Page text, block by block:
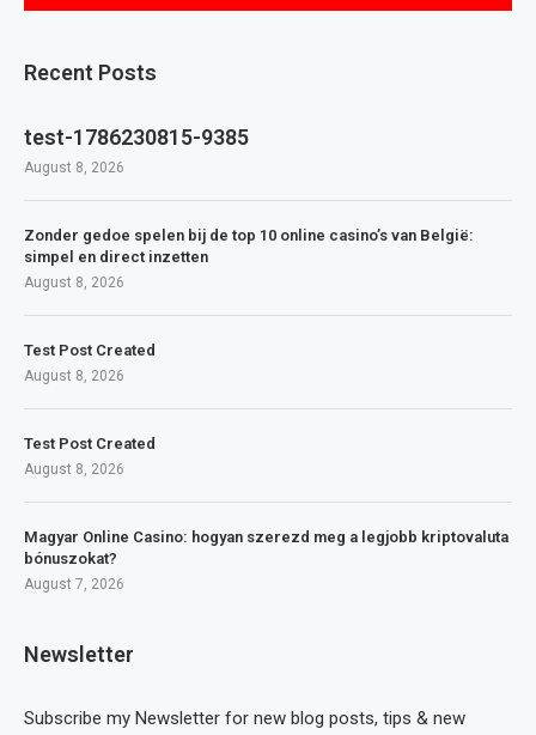
Recent Posts
test-1786230815-9385
August 8, 2026
Zonder gedoe spelen bij de top 10 online casino’s van België:
simpel en direct inzetten
August 8, 2026
Test Post Created
August 8, 2026
Test Post Created
August 8, 2026
Magyar Online Casino: hogyan szerezd meg a legjobb kriptovaluta
bónuszokat?
August 7, 2026
Newsletter
Subscribe my Newsletter for new blog posts, tips & new